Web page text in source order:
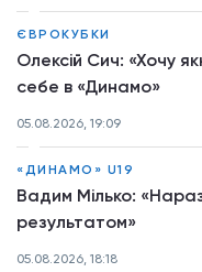
ЄВРОКУБКИ
Олексій Сич: «Хочу
себе в «Динамо»
05.08.2026, 19:09
«ДИНАМО» U19
Вадим Мілько:
результатом»
05.08.2026, 18:18